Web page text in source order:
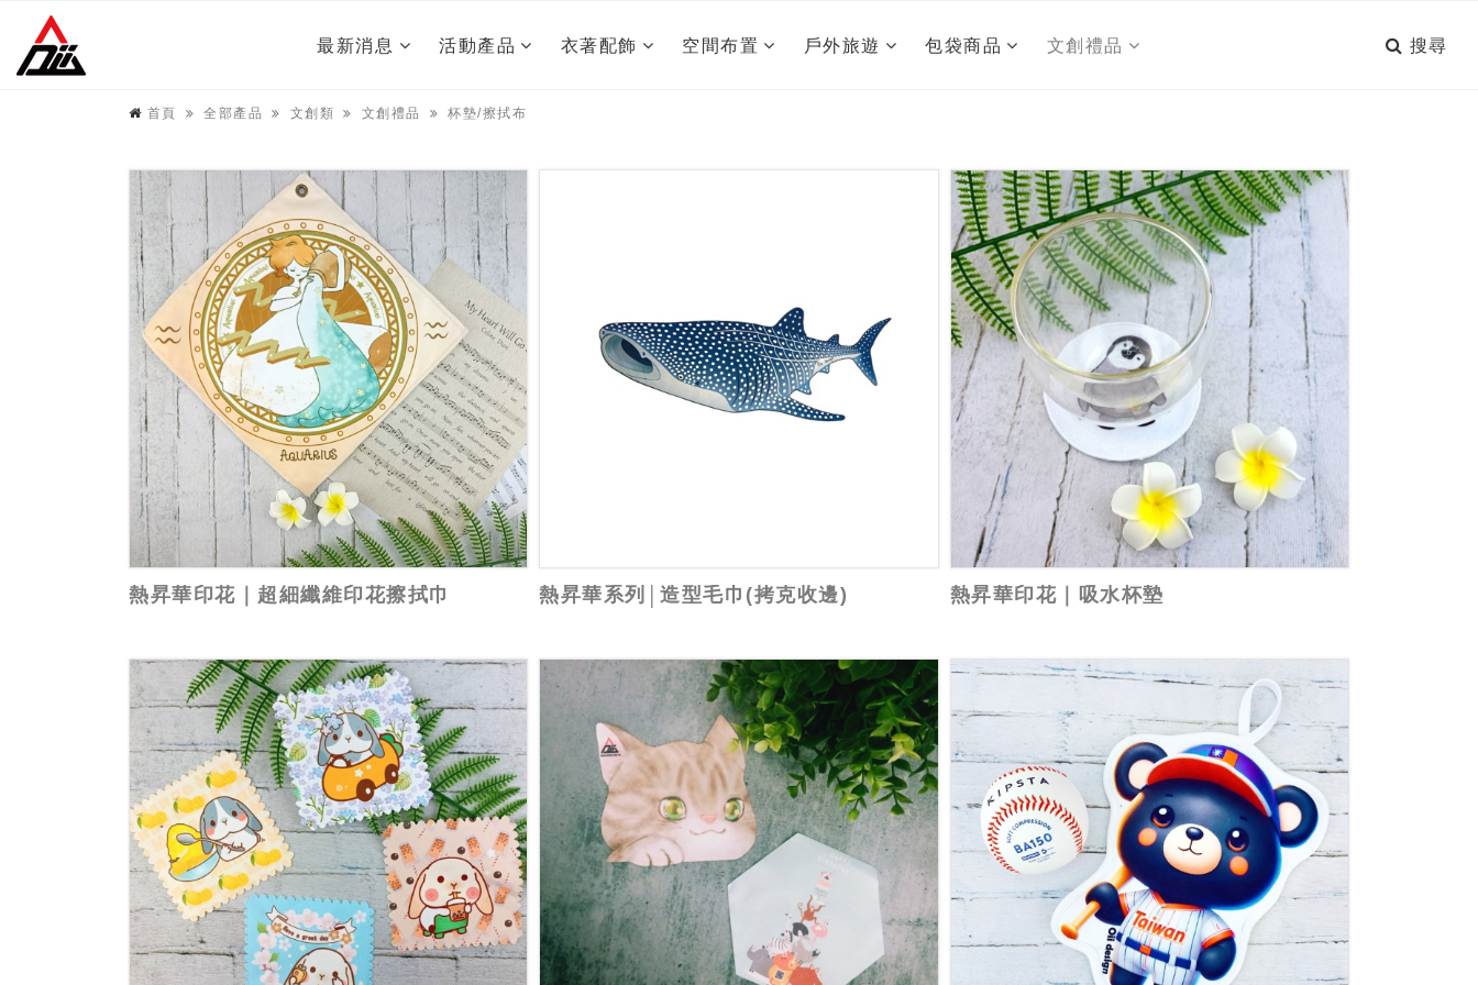
最新消息 活動產品 衣著配飾 空間布置 戶外旅遊 包袋商品 文創禮品 搜尋
首頁 全部產品 文創類 文創禮品 杯墊/擦拭布
熱昇華印花｜超細纖維印花擦拭巾 熱昇華系列│造型毛巾(拷克收邊) 熱昇華印花｜吸水杯墊